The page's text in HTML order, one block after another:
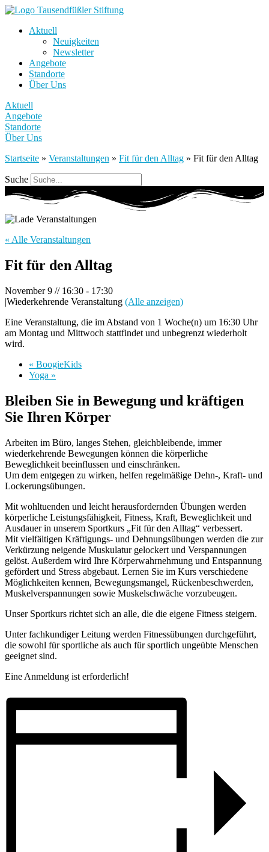
Aktuell
Neuigkeiten
Newsletter
Angebote
Standorte
Über Uns
Aktuell
Angebote
Standorte
Über Uns
Startseite » Veranstaltungen » Fit für den Alltag » Fit für den Alltag
Suche
« Alle Veranstaltungen
Fit für den Alltag
November 9 // 16:30 - 17:30
|Wiederkehrende Veranstaltung (Alle anzeigen)
Eine Veranstaltung, die im Abstand von 1 Woche(n) um 16:30 Uhr
am Montag und Mittwoch stattfindet und unbegrenzt wiederholt
wird.
« BoogieKids
Yoga »
Bleiben Sie in Bewegung und kräftigen
Sie Ihren Körper
Arbeiten im Büro, langes Stehen, gleichbleibende, immer
wiederkehrende Bewegungen können die körperliche
Beweglichkeit beeinflussen und einschränken.
Um dem entgegen zu wirken, helfen regelmäßige Dehn-, Kraft- und
Lockerungsübungen.
Mit wohltuenden und leicht herausfordernden Übungen werden
körperliche Leistungsfähigkeit, Fitness, Kraft, Beweglichkeit und
Ausdauer in unserem Sportkurs „Fit für den Alltag“ verbessert.
Mit vielfältigen Kräftigungs- und Dehnungsübungen werden die zur
Verkürzung neigende Muskulatur gelockert und Verspannungen
gelöst. Außerdem wird Ihre Körperwahrnehmung und Entspannung
gefördert und Stress abgebaut. Lernen Sie im Kurs verschiedene
Möglichkeiten kennen, Bewegungsmangel, Rückenbeschwerden,
Muskelverspannungen sowie Muskelschwäche vorzubeugen.
Unser Sportkurs richtet sich an alle, die die eigene Fitness steigern.
Unter fachkundiger Leitung werden Fitnessübungen durchgeführt,
die sowohl für sportliche als auch für sportlich ungeübte Menschen
geeignet sind.
Eine Anmeldung ist erforderlich!